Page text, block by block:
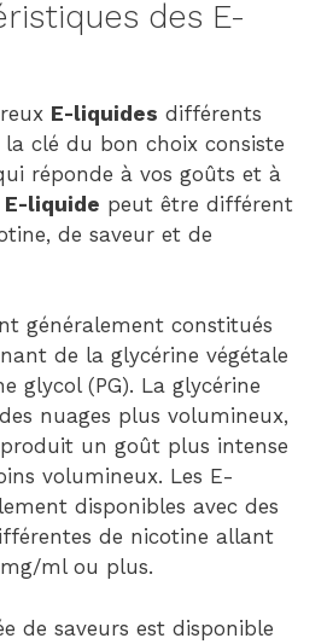
des E-
E-liquides différents
clé du bon choix consiste
réponde à vos goûts et à
E-liquide peut être différent
de saveur et de
généralement constitués
de la glycérine végétale
glycol (PG). La glycérine
nuages plus volumineux,
un goût plus intense
volumineux. Les E-
disponibles avec des
de nicotine allant
ml ou plus.
de saveurs est disponible